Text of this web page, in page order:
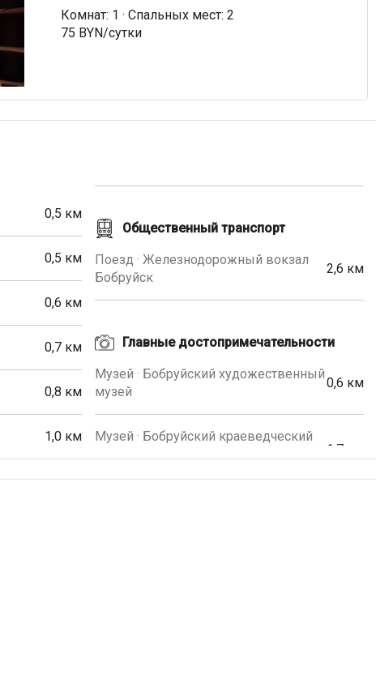
Комнат: 1 · Спальных мест: 2
75 BYN/сутки
0,5 км
0,5 км
0,6 км
0,7 км
0,8 км
1,0 км
Общественный транспорт
Поезд · Железнодорожный вокзал
Бобруйск
2,6 км
Главные достопримечательности
Музей · Бобруйский художественный
музей
0,6 км
Музей · Бобруйский краеведческий